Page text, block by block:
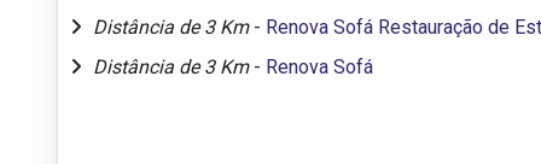
Distância de 3 Km - Renova Sofá Restauração de
Distância de 3 Km - Renova Sofá